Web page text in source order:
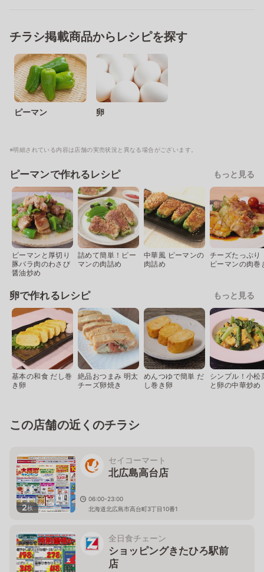
チラシ掲載商品からレシピを探す
ピーマン 卵
※明細されている内容は店舗の実売状況と異なる場合がございます。
ピーマンで作れるレシピ もっと見る
ピーマンと厚切り
豚バラ肉のわさび
醤油炒め
詰めて簡単！ピー
マンの肉詰め
中華風 ピーマンの
肉詰め
チーズたっぷり
ピーマンの肉巻
卵で作れるレシピ もっと見る
基本の和食 だし巻
き卵
絶品おつまみ 明太
チーズ卵焼き
めんつゆで簡単 だ
し巻き卵
シンプル！小松
と卵の中華炒め
この店舗の近くのチラシ
2枚
セイコーマート
北広島高台店
06:00-23:00
北海道北広島市高台町3丁目10番1
全日食チェーン
ショッピングきたひろ駅前
店